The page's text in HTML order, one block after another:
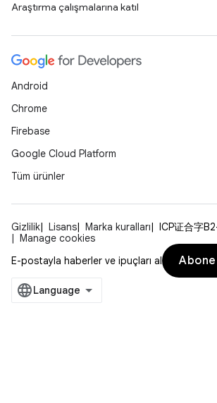
Araştırma çalışmalarına katıl
Android
Chrome
Firebase
Google Cloud Platform
Tüm ürünler
Gizlilik Lisans Marka kuralları
ICP证合字
Manage cookies
E-postayla haberler ve ipuçları al